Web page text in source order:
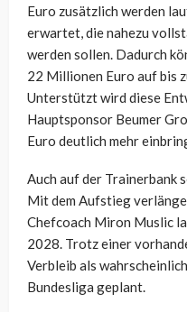
Euro zusätzlich werden
erwartet, die nahezu
werden sollen. Dadurch
22 Millionen Euro auf bis
Unterstützt wird diese
Hauptsponsor Beumer
Euro deutlich mehr
Auch auf der Trainerbank
Mit dem Aufstieg
Chefcoach Miron Muslic
2028. Trotz einer
Verbleib als
Bundesliga geplant.